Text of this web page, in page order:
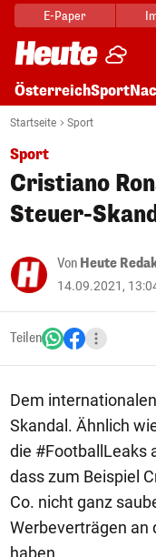
E-Paper
ÖsterreichSport
Startseite Sport
Sport
Cristiano
Steuer-
Von Heute
14.09.2021,
Teilen
Dem
Skandal. Ähnlich
die #FootballLeaks
dass zum Beispiel
Co. nicht ganz
Werbeverträgen an
haben.